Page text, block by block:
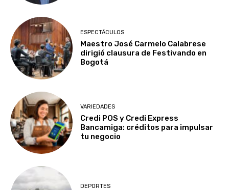
ESPECTÁCULOS
Maestro José Carmelo Calabrese
dirigió clausura de Festivando en
Bogotá
VARIEDADES
Credi POS y Credi Express
Bancamiga: créditos para impulsar
tu negocio
DEPORTES